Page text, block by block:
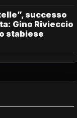
successo
Gino Rivieccio
stabiese